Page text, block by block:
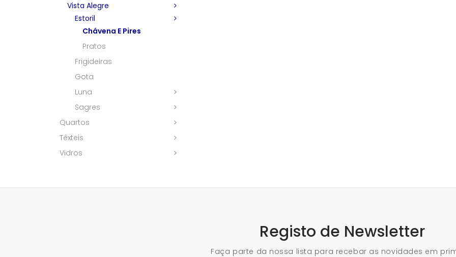
Vista Alegre
Estoril
Chávena E Pires
Pratos
Frigideiras
Gota
Luna
Sagres
Quartos
Têxteis
Vidros
Registo de Newsletter
Faça parte da nossa lista para recebar as novidades em